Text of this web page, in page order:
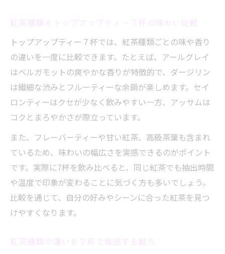
紅茶種類ごとの味わいを７杯で深掘り
フレーバー紅茶種類の香りを７杯で体感
紅茶種類人気の理由を７杯で探る
アールグレイなど紅茶種類別７杯の味比べ
紅茶選びに迷った時の７杯実践ガイド
トップアップティー７杯で自分好みの紅茶
種類発見
紅茶種類選びに役立つ７杯飲み比べのコツ
紅茶種類の特徴を７杯で整理する方法
フレーバー紅茶種類も７杯で選びやすく
アールグレイやダージリン７杯で選択のポ
トップアップティー７杯では、紅茶種類ごとの味や香り
の違いを一度に比較できます。たとえば、アールグレイ
はベルガモットの爽やかな香りが特徴的で、ダージリン
は繊細な渋みとフルーティーな余韻が楽しめます。セイ
ロンティーはクセが少なく飲みやすい一方、アッサムは
コクとまろやかさが際立っています。
また、フレーバーティーや甘い紅茶、高級茶葉も含まれ
ているため、味わいの幅広さを実感できるのがポイント
です。実際に7杯を飲み比べると、同じ紅茶でも抽出時間
や温度で印象が変わることに気づく方も多いでしょう。
比較を通じて、自分の好みやシーンに合った紅茶を見つ
けやすくなります。